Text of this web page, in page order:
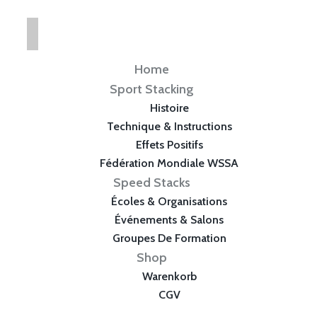
Home
Sport Stacking
Histoire
Technique & Instructions
Effets Positifs
Fédération Mondiale WSSA
Speed Stacks
Écoles & Organisations
Événements & Salons
Groupes De Formation
Shop
Warenkorb
CGV